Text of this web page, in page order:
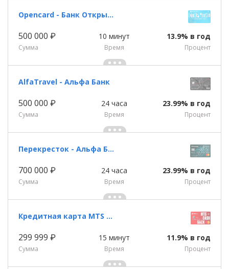
Opencard - Банк Открытие
500 000 ₽
Сумма
10 минут
Время
13.9% в год
Процент
AlfaTravel - Альфа Банк
500 000 ₽
Сумма
24 часа
Время
23.99% в год
Процент
Перекресток - Альфа Банк
700 000 ₽
Сумма
24 часа
Время
23.99% в год
Процент
Кредитная карта MTS CASHBACK
299 999 ₽
Сумма
15 минут
Время
11.9% в год
Процент